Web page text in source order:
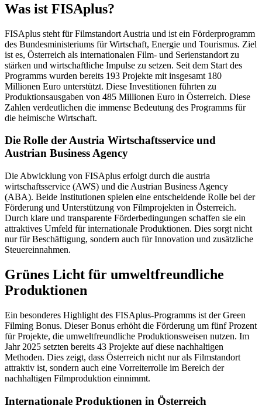
Was ist FISAplus?
FISAplus steht für Filmstandort Austria und ist ein Förderprogramm
des Bundesministeriums für Wirtschaft, Energie und Tourismus. Ziel
ist es, Österreich als internationalen Film- und Serienstandort zu
stärken und wirtschaftliche Impulse zu setzen. Seit dem Start des
Programms wurden bereits 193 Projekte mit insgesamt 180
Millionen Euro unterstützt. Diese Investitionen führten zu
Produktionsausgaben von 485 Millionen Euro in Österreich. Diese
Zahlen verdeutlichen die immense Bedeutung des Programms für
die heimische Wirtschaft.
Die Rolle der Austria Wirtschaftsservice und
Austrian Business Agency
Die Abwicklung von FISAplus erfolgt durch die austria
wirtschaftsservice (AWS) und die Austrian Business Agency
(ABA). Beide Institutionen spielen eine entscheidende Rolle bei der
Förderung und Unterstützung von Filmprojekten in Österreich.
Durch klare und transparente Förderbedingungen schaffen sie ein
attraktives Umfeld für internationale Produktionen. Dies sorgt nicht
nur für Beschäftigung, sondern auch für Innovation und zusätzliche
Steuereinnahmen.
Grünes Licht für umweltfreundliche
Produktionen
Ein besonderes Highlight des FISAplus-Programms ist der Green
Filming Bonus. Dieser Bonus erhöht die Förderung um fünf Prozent
für Projekte, die umweltfreundliche Produktionsweisen nutzen. Im
Jahr 2025 setzten bereits 43 Projekte auf diese nachhaltigen
Methoden. Dies zeigt, dass Österreich nicht nur als Filmstandort
attraktiv ist, sondern auch eine Vorreiterrolle im Bereich der
nachhaltigen Filmproduktion einnimmt.
Internationale Produktionen in Österreich